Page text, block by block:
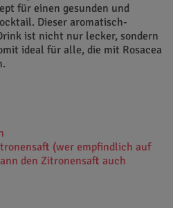
für einen gesunden und
Dieser aromatisch-
ist nicht nur lecker, sondern
ideal für alle, die mit Rosacea
(wer empfindlich auf
den Zitronensaft auch